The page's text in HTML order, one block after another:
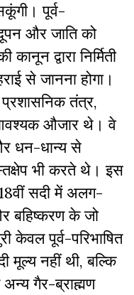
पूर्व-
और जाति को
द्वारा निर्मिती
से जानना होगा।
तंत्र,
औजार थे। वे
धन-धान्य से
भी करते थे। इस
सदी में अलग-
बहिष्करण के जो
पूर्व-परिभाषित
मूल्य नहीं थी, बल्कि
अन्य गैर-ब्राह्मण